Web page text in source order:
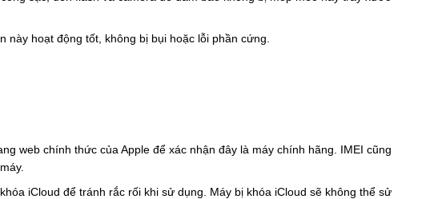
này hoạt động tốt, không bị bụi hoặc lỗi phần cứng.
web chính thức của Apple để xác nhận đây là máy chính hãng. IMEI cũng
iCloud để tránh rắc rối khi sử dụng. Máy bị khóa iCloud sẽ không thể sử